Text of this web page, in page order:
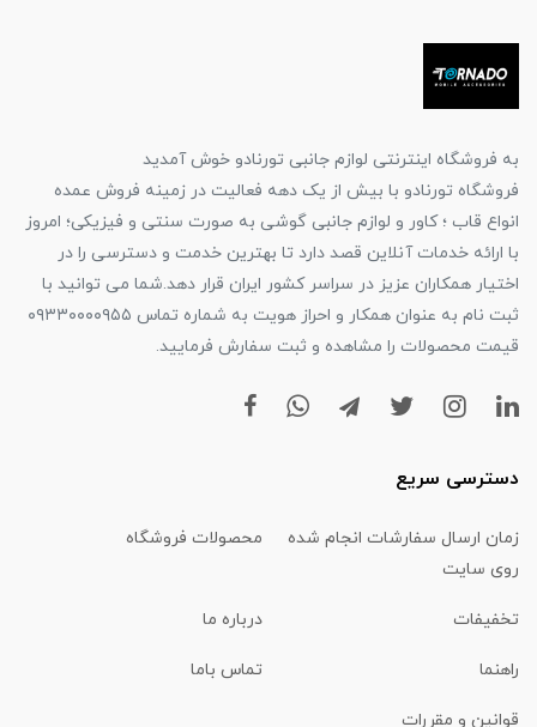
به فروشگاه اینترنتی لوازم جانبی تورنادو خوش آمدید
فروشگاه تورنادو با بیش از یک دهه فعالیت در زمینه فروش عمده
انواع قاب ؛ کاور و لوازم جانبی گوشی به صورت سنتی و فیزیکی؛ امروز
با ارائه خدمات آنلاین قصد دارد تا بهترین خدمت و دسترسی را در
اختیار همکاران عزیز در سراسر کشور ایران قرار دهد.شما می توانید با
ثبت نام به عنوان همکار و احراز هویت به شماره تماس ۰۹۳۳۰۰۰۰۹۵۵
قیمت محصولات را مشاهده و ثبت سفارش فرمایید.
دسترسی سریع
زمان ارسال سفارشات انجام شده
روی سایت
محصولات فروشگاه
تخفیفات درباره ما
راهنما تماس باما
قوانین و مقررات